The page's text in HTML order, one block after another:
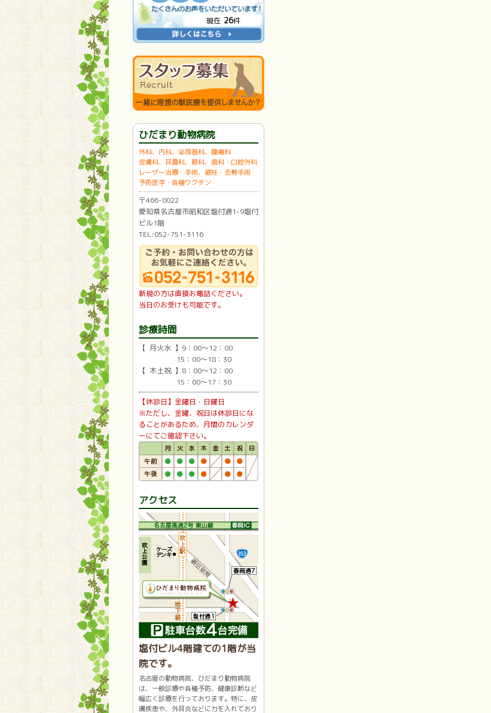
現在 26件
ひだまり動物病院
外科、内科、泌尿器科、腫瘍科
皮膚科、耳鼻科、眼科、歯科・口腔外科
レーザー治療・手術、避妊・去勢手術
予防医学・各種ワクチン
〒466-0022
愛知県名古屋市昭和区塩付通1-9塩付
ビル1階
TEL:052-751-3116
新規の方は直接お電話ください。
当日のお受けも可能です。
診療時間
【 月火水 】9：00〜12：00
15：00〜18：30
【 木土祝 】8：00〜12：00
15：00〜17：30
【休診日】金曜日・日曜日
※ただし、金曜、祝日は休診日にな
ることがあるため、月間のカレンダ
ーにてご確認下さい。
アクセス
塩付ビル4階建ての1階が当
院です。
名古屋の動物病院、ひだまり動物病院
は、一般診療や各種予防、健康診断など
幅広く診療を行っております。特に、皮
膚疾患や、外耳炎などに力を入れており